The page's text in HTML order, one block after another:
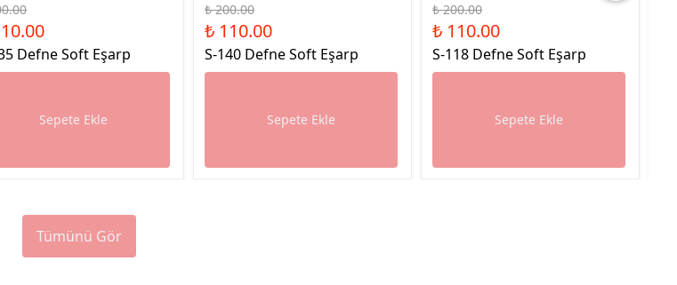
Defne Soft Eşarp
Sepete Ekle
₺ 200.00
₺ 110.00
S-140 Defne Soft Eşarp
Sepete Ekle
₺ 200.00
₺ 110.00
S-118 Defne Soft Eşarp
Sepete Ekle
Tümünü Gör